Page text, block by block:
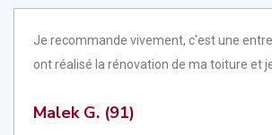
Je recommande vivement, c'est une
ont réalisé la rénovation de ma toiture et
Malek G. (91)